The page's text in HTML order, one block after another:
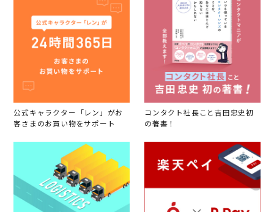
公式キャラクター「レン」がお
客さまのお買い物をサポート
コンタクト社長こと吉田忠史初
の著書！